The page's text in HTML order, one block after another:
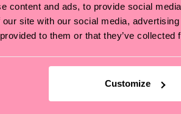
content and ads, to provide social
site with our social media,
to them or that they’ve
Customize